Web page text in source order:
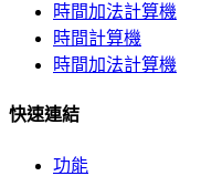
時間加法計算機
時間計算機
時間加法計算機
快速連結
功能